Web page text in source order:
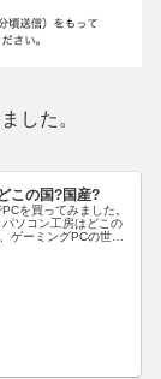
した。
この国?国産?
を買ってみました。
ソコン工房はどこの
ゲーミングPCの世界